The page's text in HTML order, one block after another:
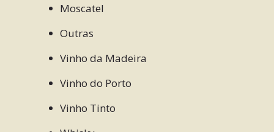
Moscatel
Outras
Vinho da Madeira
Vinho do Porto
Vinho Tinto